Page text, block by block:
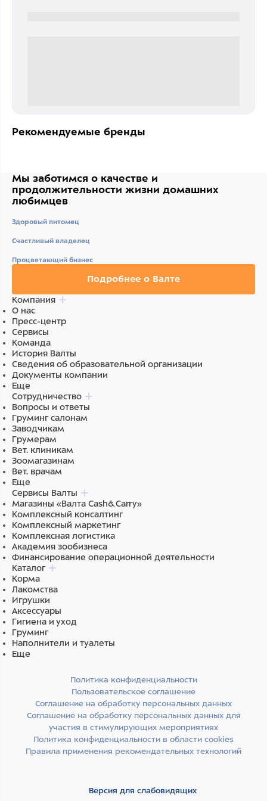
Рекомендуемые бренды
Мы заботимся о качестве и
продолжительности жизни домашних
любимцев
Здоровый питомец
Счастливый владелец
Процветающий бизнес
Подробнее о Валте
Компания
О нас
Пресс-центр
Сервисы
Команда
История Валты
Сведения об образовательной организации
Документы компании
Еще
Сотрудничество
Вопросы и ответы
Груминг салонам
Заводчикам
Грумерам
Вет. клиникам
Зоомагазинам
Вет. врачам
Еще
Сервисы Валты
Магазины «Валта Cash&Carry»
Комплексный консалтинг
Комплексный маркетинг
Комплексная логистика
Академия зообизнеса
Финансирование операционной деятельности
Каталог
Корма
Лакомства
Игрушки
Аксессуары
Гигиена и уход
Груминг
Наполнители и туалеты
Еще
Политика конфиденциальности
Пользовательское соглашение
Соглашение на обработку персональных данных
Соглашение на обработку персональных данных для
участия в стимулирующих мероприятиях
Политика конфиденциальности в области cookies
Правила применения рекомендательных технологий
Версия для слабовидящих